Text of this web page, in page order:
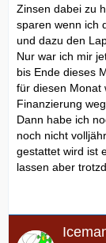
Zinsen dabei zu
sparen wenn ich
und dazu den
Nur war ich mir
bis Ende dieses
für diesen Monat
Finanzierung
Dann habe ich
noch nicht
gestattet wird ist
lassen aber